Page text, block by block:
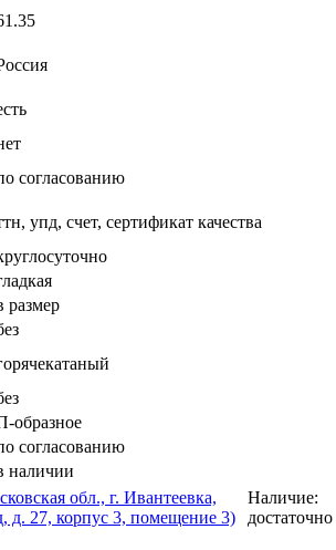
согласованию
упд, счет, сертификат качества
размер
образное
согласованию
наличии
обл., г. Ивантеевка,
д. 27, корпус 3, помещение 3)
Наличие:
достаточно